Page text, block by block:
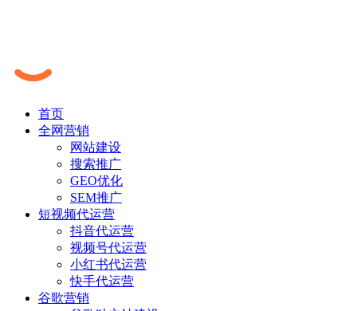
首页
全网营销
网站建设
搜索推广
GEO优化
SEM推广
短视频代运营
抖音代运营
视频号代运营
小红书代运营
快手代运营
谷歌营销